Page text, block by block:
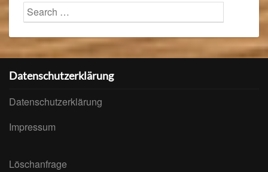
Search
for:
Datenschutzerklärung
Datenschutzerklärung
Impressum
Löschanfrage